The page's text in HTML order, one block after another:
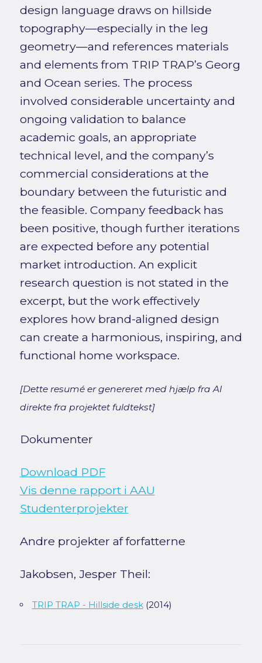
design language draws on hillside
topography—especially in the leg
geometry—and references materials
and elements from TRIP TRAP’s Georg
and Ocean series. The process
involved considerable uncertainty and
ongoing validation to balance
academic goals, an appropriate
technical level, and the company’s
commercial considerations at the
boundary between the futuristic and
the feasible. Company feedback has
been positive, though further iterations
are expected before any potential
market introduction. An explicit
research question is not stated in the
excerpt, but the work effectively
explores how brand-aligned design
can create a harmonious, inspiring, and
functional home workspace.
[Dette resumé er genereret med hjælp fra AI
direkte fra projektet fuldtekst]
Dokumenter
Download PDF
Vis denne rapport i AAU
Studenterprojekter
Andre projekter af forfatterne
Jakobsen, Jesper Theil:
TRIP TRAP - Hillside desk(2014)